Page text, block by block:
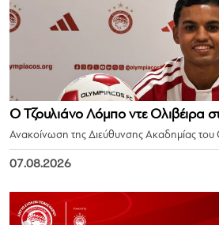
Ο Τζουλιάνο Λόμπο ντε Ολιβέιρα
Ανακοίνωση της Διεύθυνσης Ακαδημίας του
07.08.2026